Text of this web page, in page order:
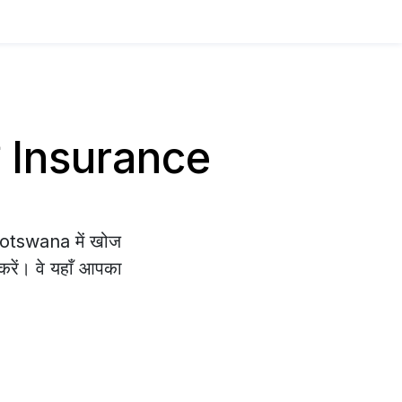
Insurance
में खोज
करें। वे यहाँ आपका